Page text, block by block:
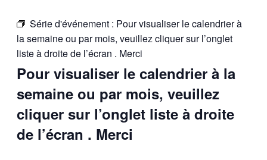
Série d'événement : Pour visualiser le calendrier à
la semaine ou par mois, veuillez cliquer sur l’onglet
liste à droite de l’écran . Merci
Pour visualiser le calendrier à la
semaine ou par mois, veuillez
cliquer sur l’onglet liste à droite
de l’écran . Merci